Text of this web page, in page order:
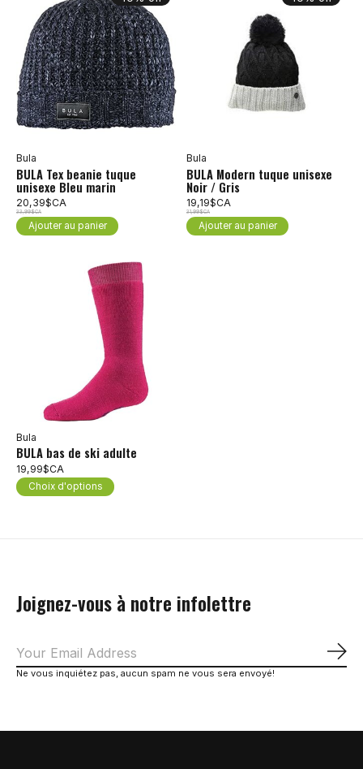
Bula
BULA Tex beanie tuque
unisexe Bleu marin
20,39$CA
33,99$CA
Ajouter au panier
Bula
BULA Modern tuque unisexe
Noir / Gris
19,19$CA
31,99$CA
Ajouter au panier
Bula
BULA bas de ski adulte
19,99$CA
Choix d'options
Joignez-vous à notre infolettre
Ne vous inquiétez pas, aucun spam ne vous sera envoyé!